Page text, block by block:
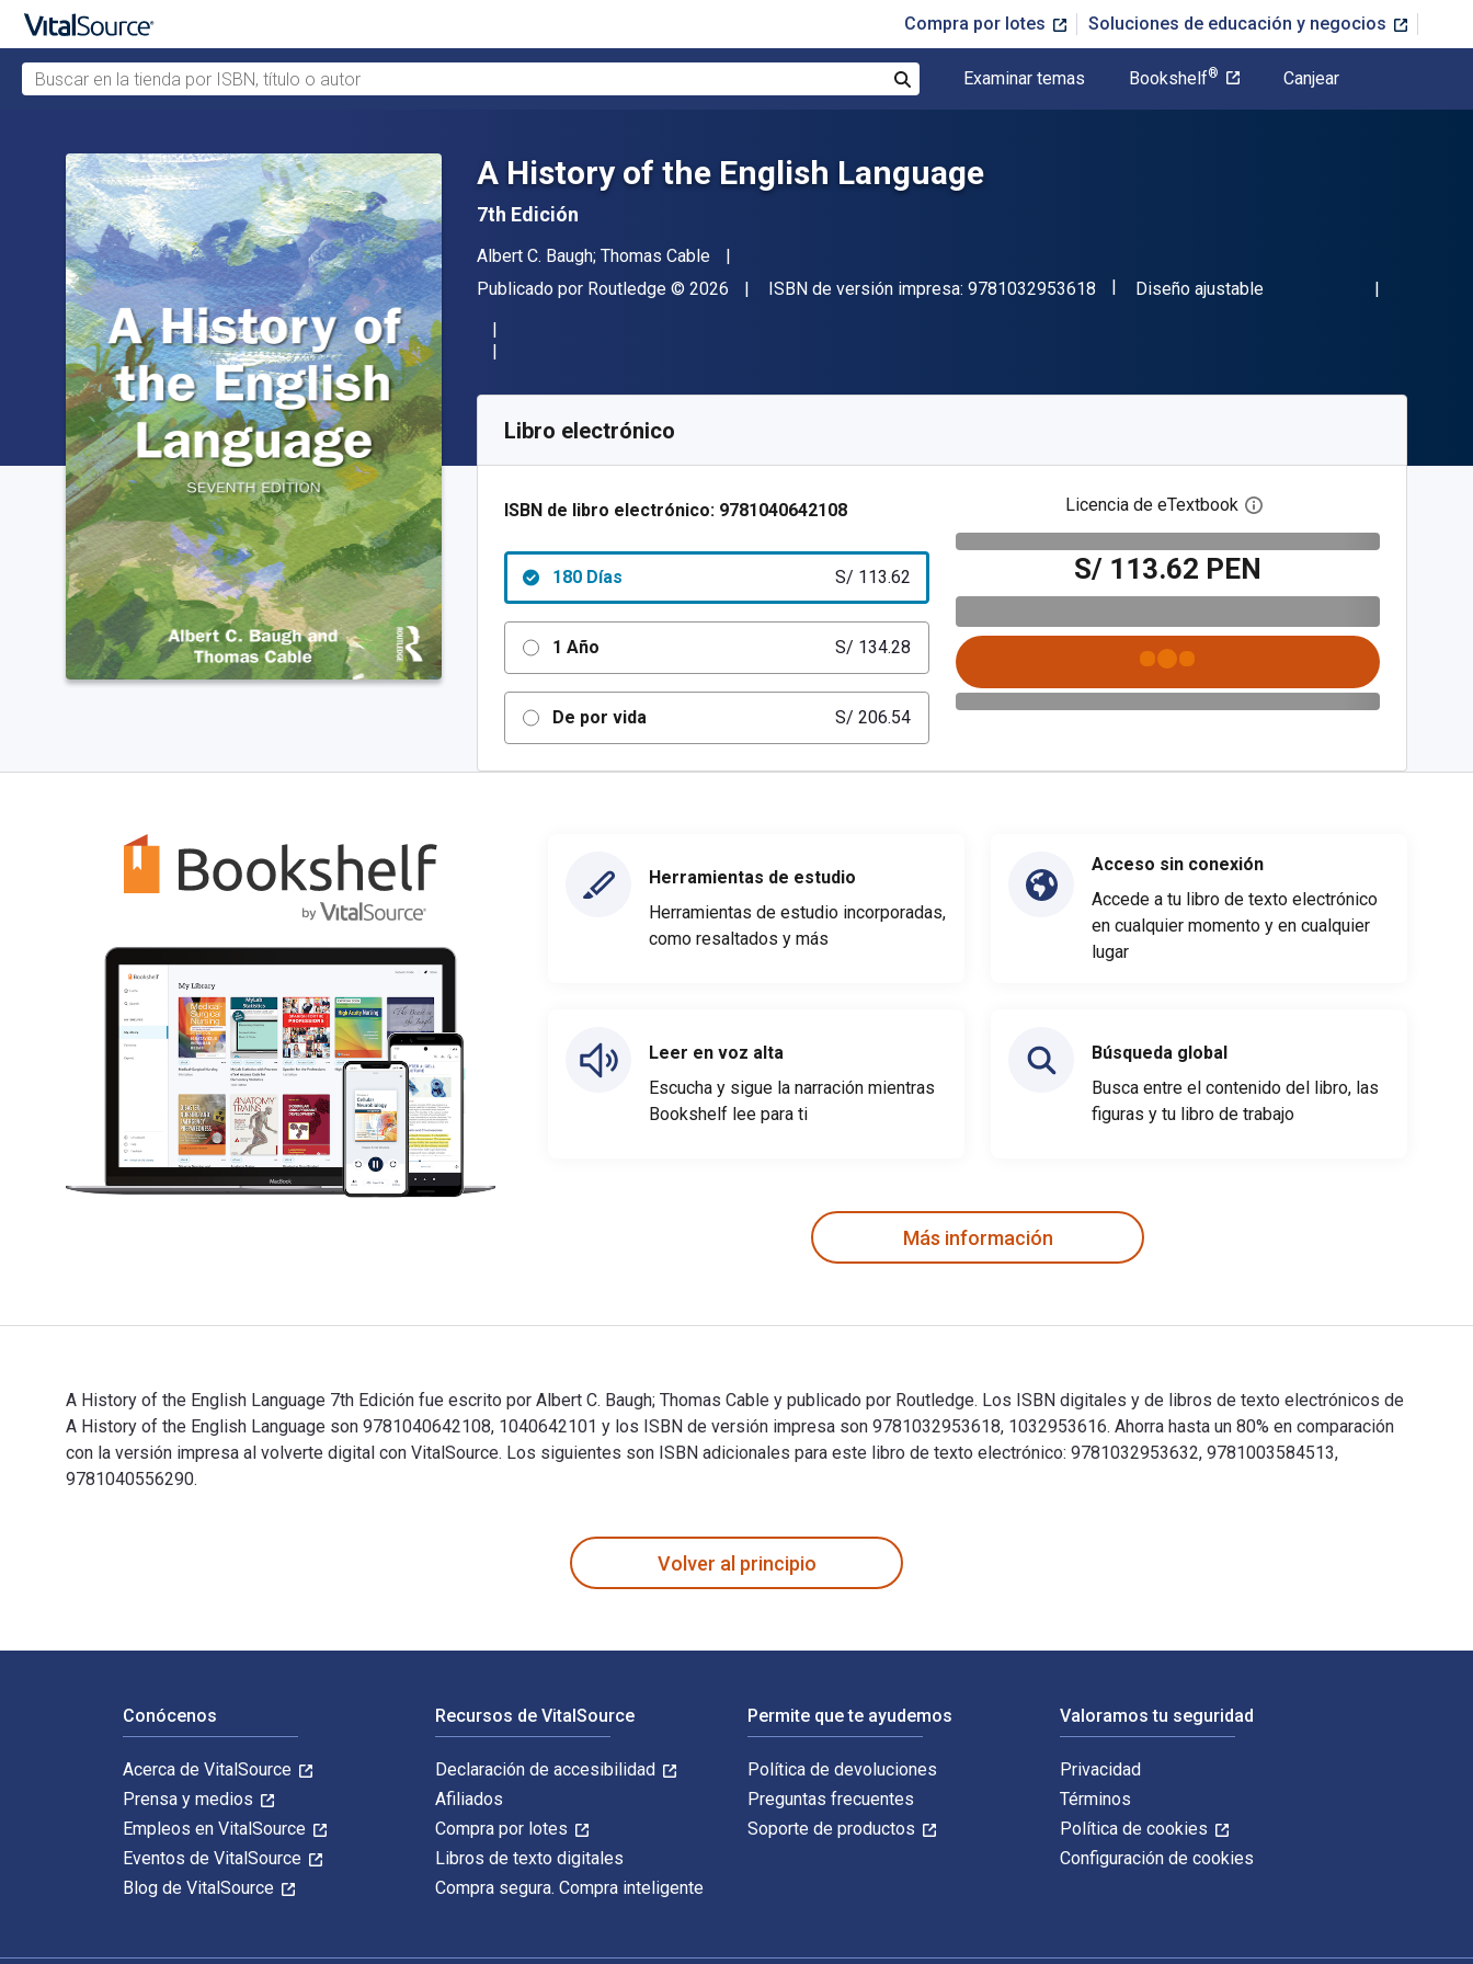
Compra por lotes Soluciones de educación y negocios
Buscar en la tienda por ISBN, título o autor
Examinar temas Bookshelf® Canjear
A History of the English Language
7th Edición
Autor(es)
Albert C. Baugh; Thomas Cable
Editor
Publicado por Routledge Copyright
© 2026 ISBN de versión impresa: 9781032953618 "ISBN-13 9781032953618"
Formato
Diseño ajustable
SKU:
Libro electrónico
ISBN de libro electrónico: 9781040642108
180 Días S/ 113.62
1 Año S/ 134.28
De por vida S/ 206.54
Licencia de eTextbook Abre el cuadro de diálogo
S/ 113.62 PEN
Herramientas de estudio
Herramientas de estudio incorporadas,
como resaltados y más
Leer en voz alta
Escucha y sigue la narración mientras
Bookshelf lee para ti
Acceso sin conexión
Accede a tu libro de texto electrónico
en cualquier momento y en cualquier
lugar
Búsqueda global
Busca entre el contenido del libro, las
figuras y tu libro de trabajo
Más información
A History of the English Language 7th Edición fue escrito por Albert C. Baugh; Thomas Cable y publicado por Routledge. Los ISBN digitales y de libros de texto electrónicos de
A History of the English Language son 9781040642108, 1040642101 y los ISBN de versión impresa son 9781032953618, 1032953616. Ahorra hasta un 80% en comparación
con la versión impresa al volverte digital con VitalSource. Los siguientes son ISBN adicionales para este libro de texto electrónico: 9781032953632, 9781003584513,
9781040556290.
Volver al principio
Conócenos
Acerca de VitalSource
Prensa y medios
Empleos en VitalSource
Eventos de VitalSource
Blog de VitalSource
Recursos de VitalSource
Declaración de accesibilidad
Afiliados
Compra por lotes
Libros de texto digitales
Compra segura. Compra inteligente
Permite que te ayudemos
Política de devoluciones
Preguntas frecuentes
Soporte de productos
Valoramos tu seguridad
Privacidad
Términos
Política de cookies
Configuración de cookies